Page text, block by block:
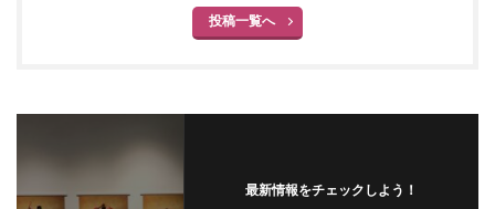
投稿一覧へ
最新情報をチェックしよう！